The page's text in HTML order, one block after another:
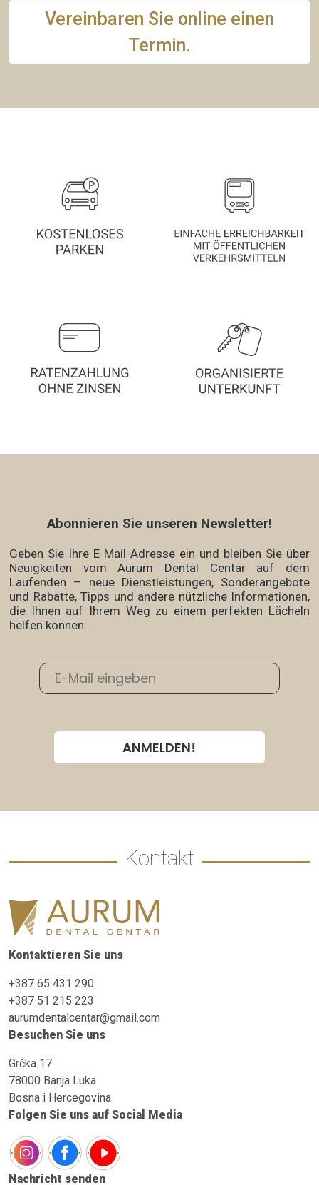
Vereinbaren Sie online einen
Termin.
Abonnieren Sie unseren Newsletter!
Geben Sie Ihre E-Mail-Adresse ein und bleiben Sie über
Neuigkeiten vom Aurum Dental Centar auf dem
Laufenden – neue Dienstleistungen, Sonderangebote
und Rabatte, Tipps und andere nützliche Informationen,
die Ihnen auf Ihrem Weg zu einem perfekten Lächeln
helfen können.
Kontakt
Kontaktieren Sie uns
+387 65 431 290
+387 51 215 223
aurumdentalcentar@gmail.com
Besuchen Sie uns
Grčka 17
78000 Banja Luka
Bosna i Hercegovina
Folgen Sie uns auf Social Media
Nachricht senden